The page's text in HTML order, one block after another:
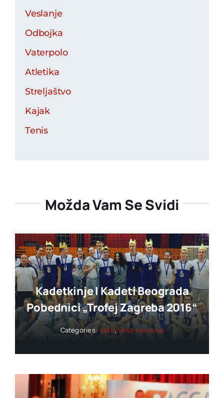
Veslanje
Odbojka
Vaterpolo
Atletika
Streljaštvo
Kajak
Tenis
Možda Vam Se Svidi
Kadetkinje I Kadeti Beograda
Pobednici „trofej Zagreba 2016“
Categories:Vesti,Vesti naslovna